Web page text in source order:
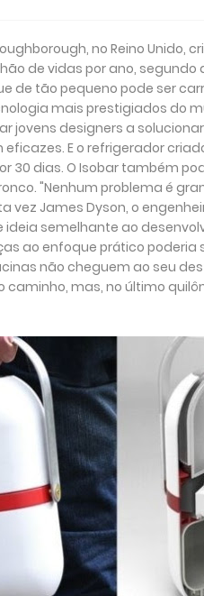
no Reino Unido,
de vidas por ano,
de tão pequeno pode ser
mais prestigiados do
jovens designers a
E o refrigerador
30 dias. O Isobar também
"Nenhum problema é
vez James Dyson, o
semelhante ao
ao enfoque prático poderia
não cheguem ao seu
mas, no último